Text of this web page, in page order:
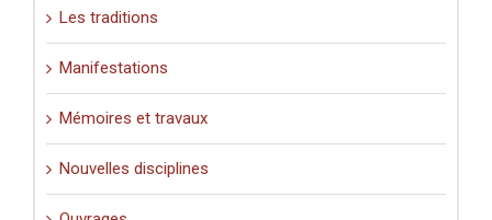
Les traditions
Manifestations
Mémoires et travaux
Nouvelles disciplines